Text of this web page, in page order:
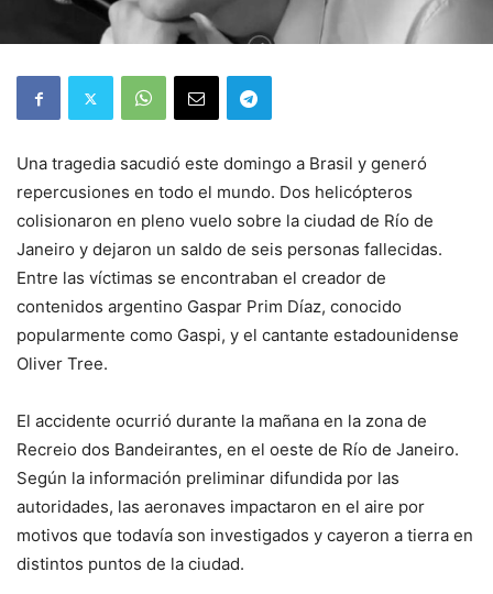
Una tragedia sacudió este domingo a Brasil y generó
repercusiones en todo el mundo. Dos helicópteros
colisionaron en pleno vuelo sobre la ciudad de Río de
Janeiro y dejaron un saldo de seis personas fallecidas.
Entre las víctimas se encontraban el creador de
contenidos argentino Gaspar Prim Díaz, conocido
popularmente como Gaspi, y el cantante estadounidense
Oliver Tree.
El accidente ocurrió durante la mañana en la zona de
Recreio dos Bandeirantes, en el oeste de Río de Janeiro.
Según la información preliminar difundida por las
autoridades, las aeronaves impactaron en el aire por
motivos que todavía son investigados y cayeron a tierra en
distintos puntos de la ciudad.